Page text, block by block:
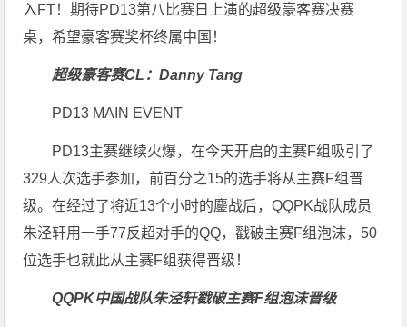
入FT！期待PD13第八比赛日上演的超级豪客赛决赛
桌，希望豪客赛奖杯终属中国！
超级豪客赛CL：Danny Tang
PD13 MAIN EVENT
PD13主赛继续火爆，在今天开启的主赛F组吸引了
329人次选手参加，前百分之15的选手将从主赛F组晋
级。在经过了将近13个小时的鏖战后，QQPK战队成员
朱泾轩用一手77反超对手的QQ，戳破主赛F组泡沫，50
位选手也就此从主赛F组获得晋级！
QQPK中国战队朱泾轩戳破主赛F组泡沫晋级